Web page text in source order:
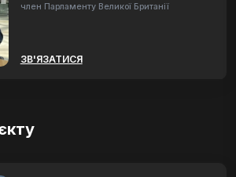
член Парламенту Великої Британії
ЗВ'ЯЗАТИСЯ